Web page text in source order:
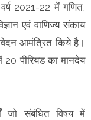
2021-22 में गणित,
एवं वाणिज्य संकाय
आमंत्रित किये है।
20 पीरियड का मानदेय
जो संबंधित विषय में